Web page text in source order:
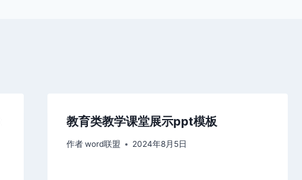
教育类教学课堂展示ppt模板
作者 word联盟 2024年8月5日